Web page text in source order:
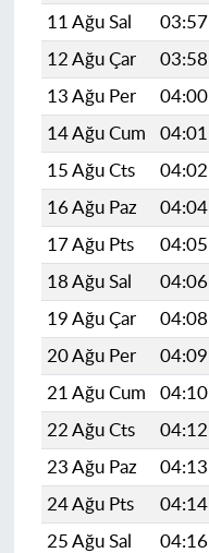
11 Ağu Sal
03:57
12 Ağu Çar
03:58
13 Ağu Per
04:00
14 Ağu Cum
04:01
15 Ağu Cts
04:02
16 Ağu Paz
04:04
17 Ağu Pts
04:05
18 Ağu Sal
04:06
19 Ağu Çar
04:08
20 Ağu Per
04:09
21 Ağu Cum
04:10
22 Ağu Cts
04:12
23 Ağu Paz
04:13
24 Ağu Pts
04:14
25 Ağu Sal
04:16